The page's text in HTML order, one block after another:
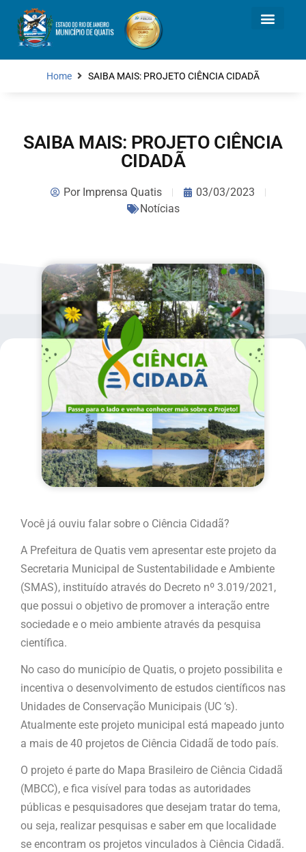
Home SAIBA MAIS: PROJETO CIÊNCIA CIDADÃ
SAIBA MAIS: PROJETO CIÊNCIA
CIDADÃ
PorImprensa Quatis
03/03/2023
Notícias
Você já ouviu falar sobre o Ciência Cidadã?
A Prefeitura de Quatis vem apresentar este projeto da
Secretaria Municipal de Sustentabilidade e Ambiente
(SMAS), instituído através do Decreto nº 3.019/2021,
que possui o objetivo de promover a interação entre
sociedade e o meio ambiente através da pesquisa
científica.
No caso do município de Quatis, o projeto possibilita e
incentiva o desenvolvimento de estudos científicos nas
Unidades de Conservação Municipais (UC ‘s).
Atualmente este projeto municipal está mapeado junto
a mais de 40 projetos de Ciência Cidadã de todo país.
O projeto é parte do Mapa Brasileiro de Ciência Cidadã
(MBCC), e fica visível para todas as autoridades
públicas e pesquisadores que desejam tratar do tema,
ou seja, realizar pesquisas e saber em que localidade
se encontram os projetos vinculados à Ciência Cidadã.